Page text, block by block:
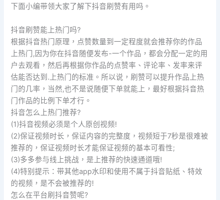
下面小编带领大家了解下抖音刷赞有用吗。
抖音刷赞能上热门吗?
根据抖音热门原理，点赞数量到一定程度就会推荐你的作品
上热门,因为你在抖音随便发布-一个作品，都会分配一定的用
户去观看，然后再根据你作品的点赞率、评论率、发率来评
估能否达到.上热门的标准。所以说，刷赞可以提升作品上热
门的几率，当然,也不是说随便下单就能上，最好根据抖音热
门作品的比例下单才行。
抖音怎么上热门推荐?
(1)抖音视频必须是个人原创视频!
(2)保证视频时长，保证内容的完整度，视频短于7秒是很难被
推荐的，保证视频时长才能保证视频的基本可看性;
(3)多多参与线上挑战，是上推荐的快速通道哦!
(4)特别提示：带其他app水印和使用不属于抖音贴纸、特效
的视频，是不会被推荐的!
怎么在平台刷抖音赞呢?